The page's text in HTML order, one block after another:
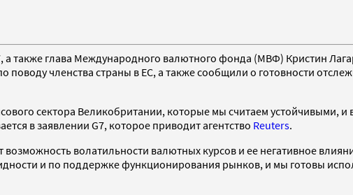
также глава Международного валютного фонда (МВФ) Кристин
членства страны в ЕС, а также сообщили о готовности
сектора Великобритании, которые мы считаем устойчивыми, и
в заявлении G7, которое приводит агентство Reuters.
возможность волатильности валютных курсов и ее негативное
и по поддержке функционирования рынков, и мы готовы